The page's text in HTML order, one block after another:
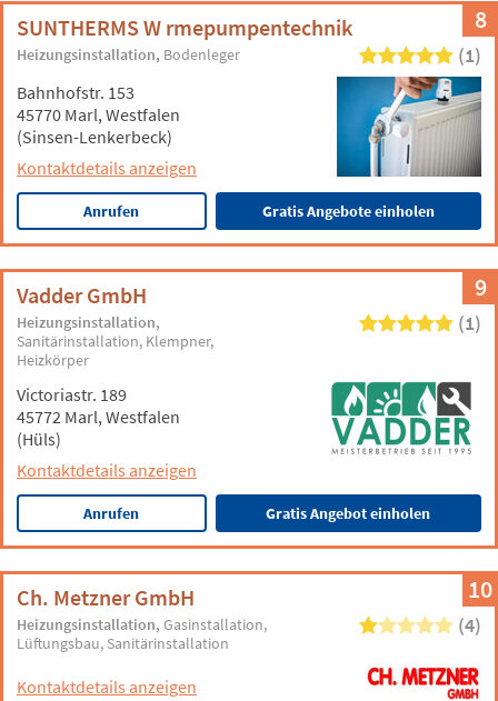
8
SUNTHERMS W rmepumpentechnik
Heizungsinstallation Bodenleger (1)
Bahnhofstr. 153
45770 Marl, Westfalen
(Sinsen-Lenkerbeck)
Kontaktdetails anzeigen
Anrufen Gratis Angebote einholen
9
Vadder GmbH
Heizungsinstallation
Sanitärinstallation Klempner
Heizkörper
(1)
Victoriastr. 189
45772 Marl, Westfalen
(Hüls)
Kontaktdetails anzeigen
Anrufen Gratis Angebot einholen
10
Ch. Metzner GmbH
Heizungsinstallation Gasinstallation
Lüftungsbau Sanitärinstallation
(4)
Kontaktdetails anzeigen